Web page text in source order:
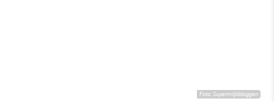
Foto: Supermiljöbloggen